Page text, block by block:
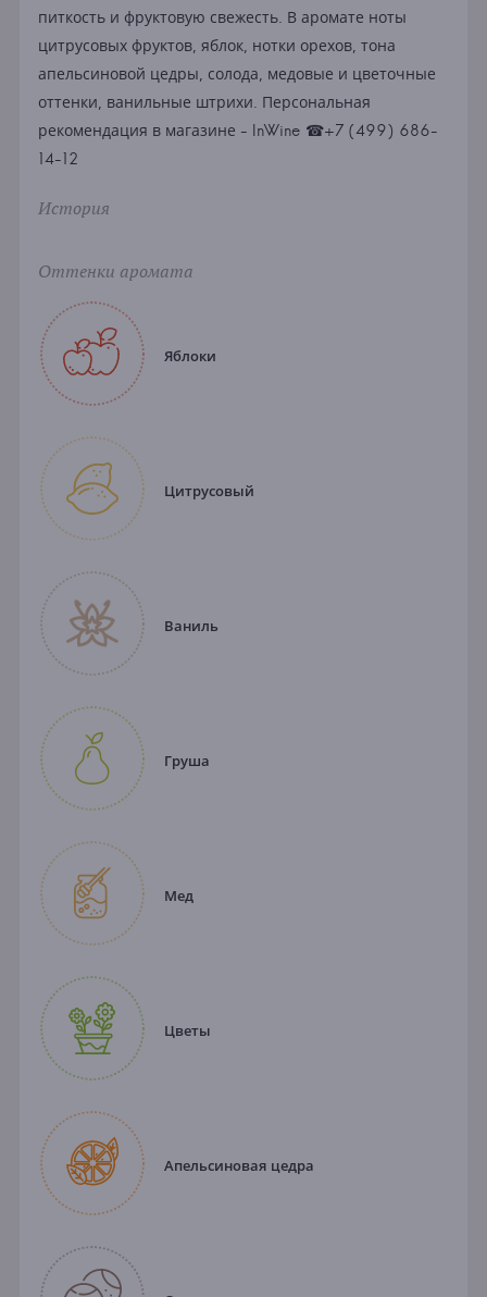
питкость и фруктовую свежесть. В аромате ноты
цитрусовых фруктов, яблок, нотки орехов, тона
апельсиновой цедры, солода, медовые и цветочные
оттенки, ванильные штрихи. Персональная
рекомендация в магазине - InWine ☎+7 (499) 686-
14-12
История
Оттенки аромата
Яблоки
Цитрусовый
Ваниль
Груша
Мед
Цветы
Апельсиновая цедра